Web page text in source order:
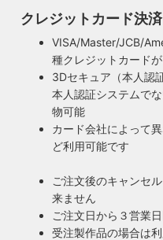
クレジットカード決済
VISA/Master/JCB/
種クレジットカード
3Dセキュア（本人認
本人認証システムで
物可能
カード会社によって
ど利用可能です
ご注文後のキャンセ
来ません
ご注文日から３営業日
受注製作品の場合は利